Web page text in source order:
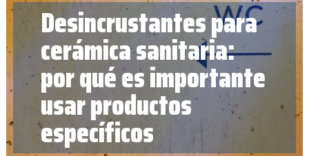
Desincrustantes para
cerámica sanitaria:
por qué es importante
usar productos
específicos